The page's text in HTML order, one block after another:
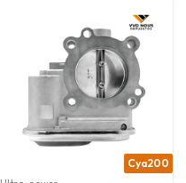
Cya200